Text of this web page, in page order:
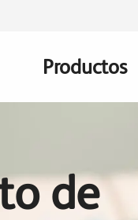
Main
Productos
de